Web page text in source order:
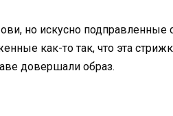
но искусно подправленные
как-то так, что эта
довершали образ.